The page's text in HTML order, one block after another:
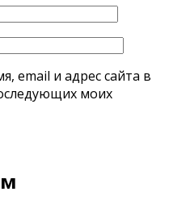
email и адрес сайта в
моих